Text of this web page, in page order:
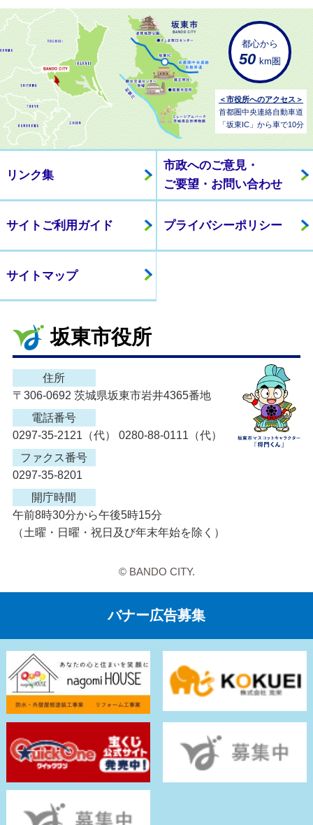
都心から
50 km圏
＜市役所へのアクセス＞
首都圏中央連絡自動車道
「坂東IC」から車で10分
リンク集
市政へのご意見・
ご要望・お問い合わせ
サイトご利用ガイド プライバシーポリシー
サイトマップ
坂東市役所
住所
〒306-0692 茨城県坂東市岩井4365番地
電話番号
0297-35-2121（代） 0280-88-0111（代）
ファクス番号
0297-35-8201
開庁時間
午前8時30分から午後5時15分
（土曜・日曜・祝日及び年末年始を除く）
© BANDO CITY.
バナー広告募集